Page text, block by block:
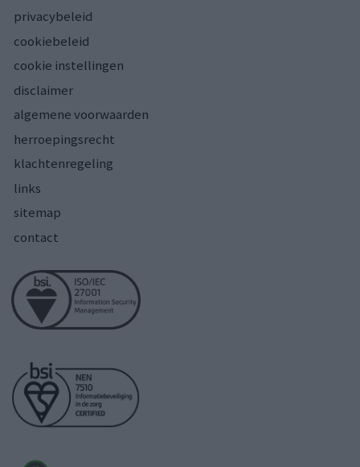
privacybeleid
cookiebeleid
cookie instellingen
disclaimer
algemene voorwaarden
herroepingsrecht
klachtenregeling
links
sitemap
contact